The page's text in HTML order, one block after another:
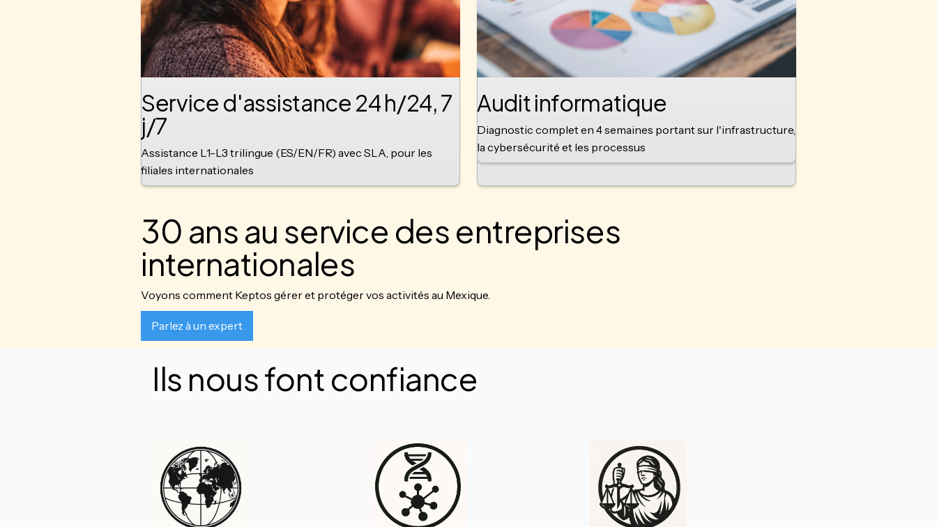
Service d'assistance 24 h/24, 7
j/7
Assistance L1-L3 trilingue (ES/EN/FR) avec SLA, pour les
filiales internationales
Audit informatique
Diagnostic complet en 4 semaines portant sur l'infrastructure,
la cybersécurité et les processus
30 ans au service des entreprises
internationales
Voyons comment Keptos gérer et protéger vos activités au Mexique.
Parlez à un expert
Ils nous font confiance